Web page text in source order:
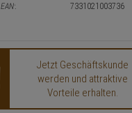
EAN:
7331021003736
Jetzt Geschäftskunde
werden und attraktive
Vorteile erhalten.